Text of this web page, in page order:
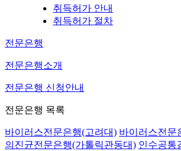
취득허가 안내
취득허가 절차
전문은행
전문은행소개
전문은행 신청안내
전문은행 목록
바이러스전문은행(고려대) 바이러스전문
의진균전문은행(가톨릭관동대) 인수공통